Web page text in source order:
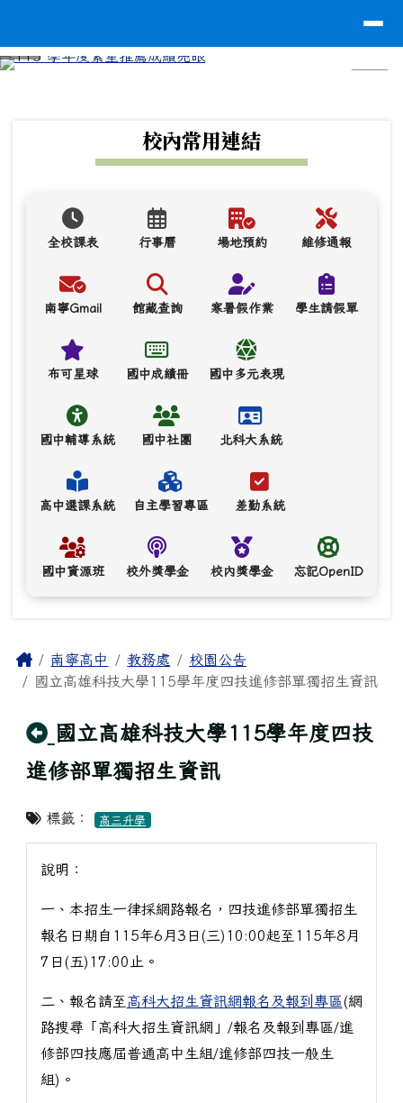
校內常用連結
全校課表 行事曆 場地預約 維修通報
南寧Gmail 館藏查詢 寒暑假作業 學生請假單
布可星球 國中成績冊 國中多元表現
國中輔導系統 國中社團 北科大系統
高中選課系統 自主學習專區 差勤系統
國中資源班 校外獎學金 校內獎學金 忘記OpenID
主內容區域
Home南寧高中 教務處
校園公告
國立高雄科技大學115學年度四技進修部單獨招生資訊
回上頁
國立高雄科技大學115學年度四技
進修部單獨招生資訊
標籤： 高三升學
說明：
一、本招生一律採網路報名，四技進修部單獨招生
報名日期自115年6月3日(三)10:00起至115年8月
7日(五)17:00止。
二、報名請至高科大招生資訊網報名及報到專區(網
路搜尋「高科大招生資訊網」/報名及報到專區/進
修部四技應屆普通高中生組/進修部四技一般生
組)。